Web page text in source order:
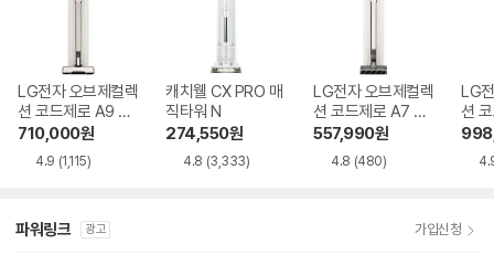
LG전자 오브제컬렉
션 코드제로 A9 AX
920BWE
710,000원
4.9 (1,115)
캐치웰 CX PRO 매
직타워 N
274,550원
4.8 (3,333)
LG전자 오브제컬렉
션 코드제로 A7 Co
re A720WA
557,990원
4.8 (480)
LG
션
파워링크 광고 가입신청